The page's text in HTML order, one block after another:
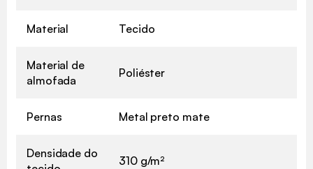
Material Tecido
Material de
almofada
Poliéster
Pernas Metal preto mate
Densidade do
310 g/m²